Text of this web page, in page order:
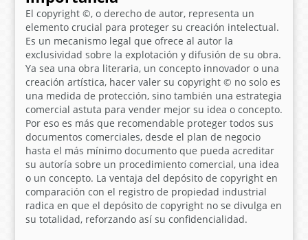
El copyright ©, o derecho de autor, representa un
elemento crucial para proteger su creación intelectual.
Es un mecanismo legal que ofrece al autor la
exclusividad sobre la explotación y difusión de su obra.
Ya sea una obra literaria, un concepto innovador o una
creación artística, hacer valer su copyright © no solo es
una medida de protección, sino también una estrategia
comercial astuta para vender mejor su idea o concepto.
Por eso es más que recomendable proteger todos sus
documentos comerciales, desde el plan de negocio
hasta el más mínimo documento que pueda acreditar
su autoría sobre un procedimiento comercial, una idea
o un concepto. La ventaja del depósito de copyright en
comparación con el registro de propiedad industrial
radica en que el depósito de copyright no se divulga en
su totalidad, reforzando así su confidencialidad.